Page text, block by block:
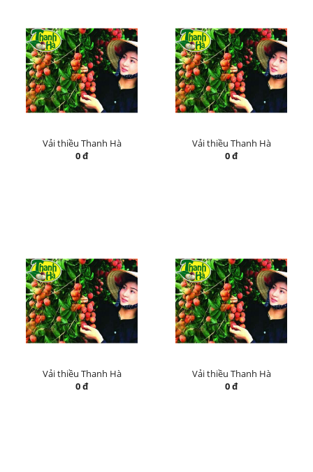
Vải thiều Thanh Hà
0 đ
Vải thiều Thanh Hà
0 đ
Vải thiều Thanh Hà
0 đ
Vải thiều Thanh Hà
0 đ